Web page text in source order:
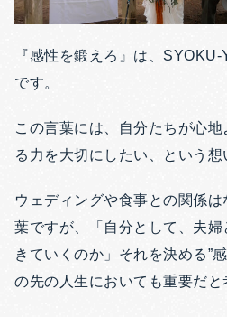
『感性を鍛えろ』は、
です。
この言葉には、自分たちが心
る力を大切にしたい、という想
ウェディングや食事との関係
葉ですが、「自分として、夫
きていくのか」それを決める”
の先の人生においても重要だと